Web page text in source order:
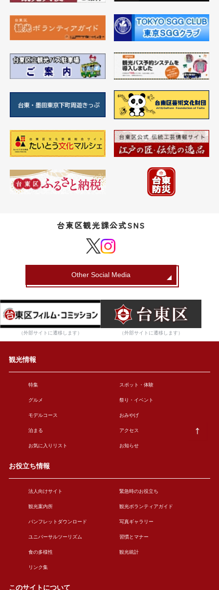
台東区観光課公式SNS
Other Social Media
（外部サイトに遷移します） （外部サイトに遷移します）
観光情報
特集 スポット・体験
グルメ 祭り・イベント
モデルコース おみやげ
泊まる アクセス
お気に入りリスト お知らせ
お役立ち情報
法人向けサイト 緊急時のお役立ち
観光案内所 観光ボランティアガイド
パンフレットダウンロード 写真ギャラリー
ユニバーサルツーリズム 習慣とマナー
食の多様性 観光統計
リンク集
このサイトについて